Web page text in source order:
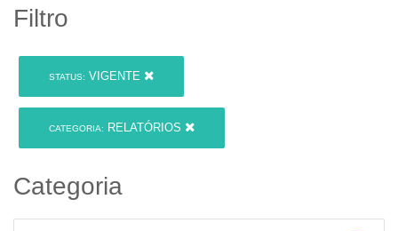
Filtro
STATUS: VIGENTE
CATEGORIA: RELATÓRIOS
Categoria